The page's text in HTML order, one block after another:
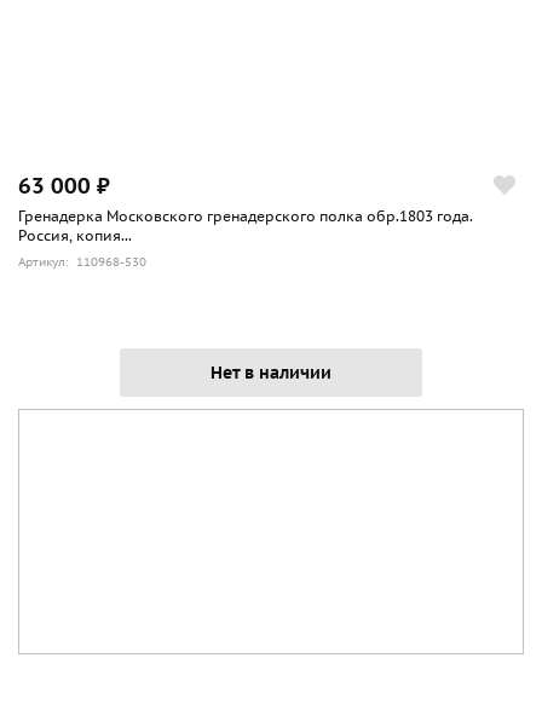
63 000 ₽
Гренадерка Московского гренадерского полка обр.1803 года.
Россия, копия...
Артикул: 110968-530
Нет в наличии